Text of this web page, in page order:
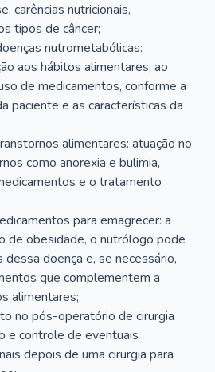
carências nutricionais,
tipos de câncer;
nutrometabólicas:
aos hábitos alimentares, ao
de medicamentos, conforme a
paciente e as características da
alimentares: atuação no
como anorexia e bulimia,
e o tratamento
para emagrecer: a
de obesidade, o nutrólogo pode
dessa doença e, se necessário,
que complementem a
alimentares;
no pós-operatório de cirurgia
e controle de eventuais
depois de uma cirurgia para